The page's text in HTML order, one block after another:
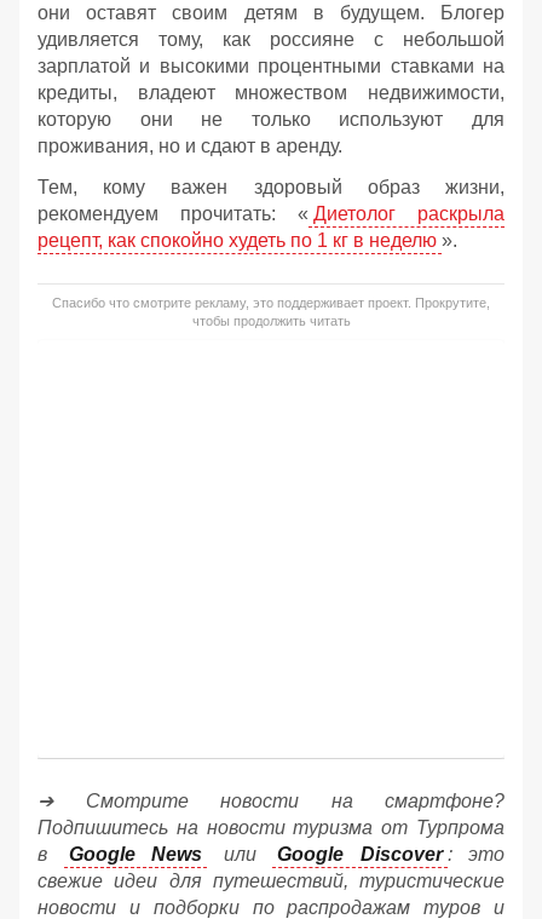
они оставят своим детям в будущем. Блогер
удивляется тому, как россияне с небольшой
зарплатой и высокими процентными ставками на
кредиты, владеют множеством недвижимости,
которую они не только используют для
проживания, но и сдают в аренду.
Тем, кому важен здоровый образ жизни,
рекомендуем прочитать: « Диетолог раскрыла
рецепт, как спокойно худеть по 1 кг в неделю ».
Спасибо что смотрите рекламу, это поддерживает проект. Прокрутите,
чтобы продолжить читать
➔ Смотрите новости на смартфоне?
Подпишитесь на новости туризма от Турпрома
в
Google News или Google Discover : это
свежие идеи для путешествий, туристические
новости и подборки по распродажам туров и